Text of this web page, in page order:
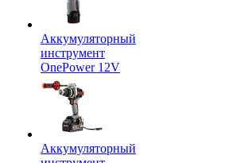
Аккумуляторный
инструмент
OnePower 12V
Аккумуляторный